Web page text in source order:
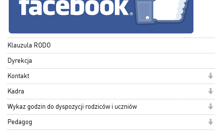
Klauzula RODO
Dyrekcja
Kontakt
Kadra
Wykaz godzin do dyspozycji rodziców i uczniów
Pedagog